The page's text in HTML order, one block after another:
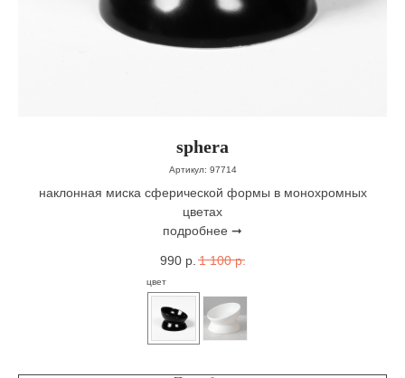
sphera
Артикул: 97714
наклонная миска сферической формы в монохромных
цветах
подробнее ➞
990 р. 1 100 р.
цвет